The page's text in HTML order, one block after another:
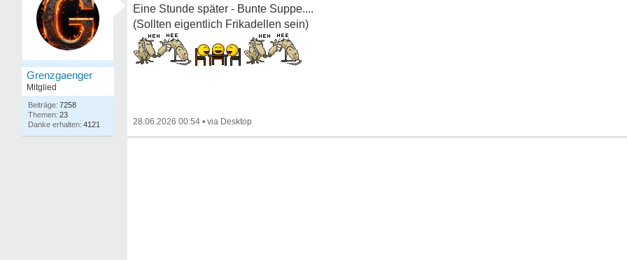
Grenzgaenger
Mitglied
7258
23
4121
Eine Stunde später - Bunte Suppe....
(Sollten eigentlich Frikadellen sein)
28.06.2026 00:54 •